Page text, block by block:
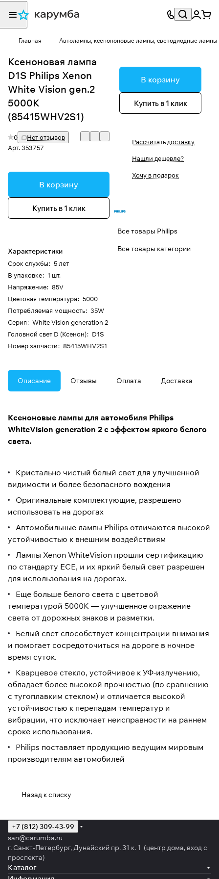
Главная Автолампы, ксенононовые лампы, светодиодные лампы
Ксеноновая лампа
D1S Philips Xenon
White Vision gen.2
5000K
(85415WHV2S1)
0
Нет отзывов
Арт.353757
В корзину
Купить в 1 клик
Характеристики
Срок службы: 5 лет
В упаковке: 1 шт.
Напряжение: 85V
Цветовая температура: 5000
Потребляемая мощность: 35W
Серия: White Vision generation 2
Головной свет D (Ксенон): D1S
Номер запчасти: 85415WHV2S1
В корзину
Купить в 1 клик
Рассчитать доставку
Нашли дешевле?
Хочу в подарок
Все товары Philips
Все товары категории
Описание Отзывы Оплата Доставка
Ксеноновые лампы для автомобиля Philips
WhiteVision generation 2 с эффектом яркого белого
света.
Кристально чистый белый свет для улучшенной
видимости и более безопасного вождения
Оригинальные комплектующие, разрешено
использовать на дорогах
Автомобильные лампы Philips отличаются высокой
устойчивостью к внешним воздействиям
Лампы Xenon WhiteVision прошли сертификацию
по стандарту ECE, и их яркий белый свет разрешен
для использования на дорогах.
Еще больше белого света с цветовой
температурой 5000К — улучшенное отражение
света от дорожных знаков и разметки.
Белый свет способствует концентрации внимания
и помогает сосредоточиться на дороге в ночное
время суток.
Кварцевое стекло, устойчивое к УФ-излучению,
обладает более высокой прочностью (по сравнению
с тугоплавким стеклом) и отличается высокой
устойчивостью к перепадам температур и
вибрации, что исключает неисправности на раннем
сроке использования.
Philips поставляет продукцию ведущим мировым
производителям автомобилей
Назад к списку
+7 (812) 309-43-99
san@carumba.ru
г. Санкт-Петербург, Дунайский пр. 31 к. 1 (центр дома, вход с
проспекта)
Каталог